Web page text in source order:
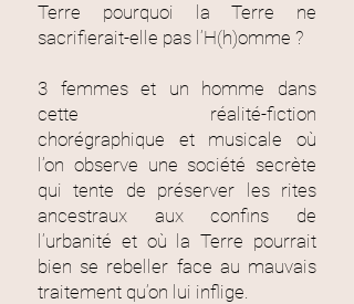
Terre pourquoi la Terre ne
sacrifierait-elle pas l’H(h)omme ?
3 femmes et un homme dans
cette réalité-fiction
chorégraphique et musicale où
l’on observe une société secrète
qui tente de préserver les rites
ancestraux aux confins de
l’urbanité et où la Terre pourrait
bien se rebeller face au mauvais
traitement qu’on lui inflige.